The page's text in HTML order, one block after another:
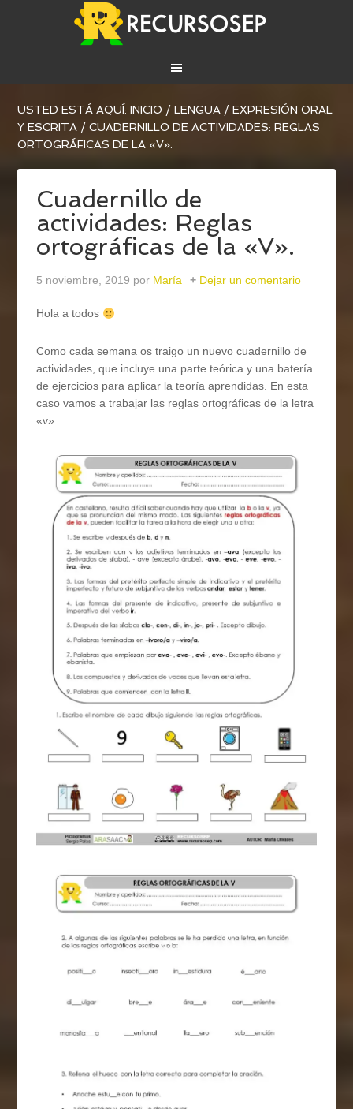
USTED ESTÁ AQUÍ:INICIO / LENGUA / EXPRESIÓN ORAL
Y ESCRITA / CUADERNILLO DE ACTIVIDADES: REGLAS
ORTOGRÁFICAS DE LA «V».
Cuadernillo de
actividades: Reglas
ortográficas de la «V».
5 noviembre, 2019 por María Dejar un comentario
Hola a todos
Como cada semana os traigo un nuevo cuadernillo de
actividades, que incluye una parte teórica y una batería
de ejercicios para aplicar la teoría aprendidas. En esta
caso vamos a trabajar las reglas ortográficas de la letra
«v».